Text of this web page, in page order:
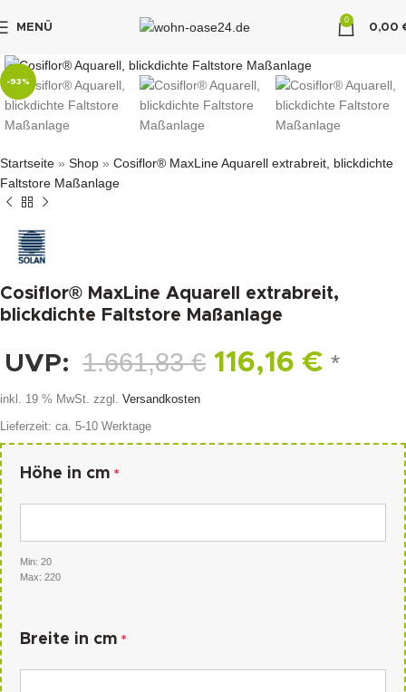
MENÜ
0
0,00
-93%
Startseite » Shop » Cosiflor® MaxLine Aquarell extrabreit, blickdichte
Faltstore Maßanlage
Cosiflor® MaxLine Aquarell extrabreit,
blickdichte Faltstore Maßanlage
UVP: 1.661,83€ 116,16 € *
inkl. 19 % MwSt. zzgl. Versandkosten
Lieferzeit: ca. 5-10 Werktage
Höhe in cm *
Min: 20
Max: 220
Breite in cm *